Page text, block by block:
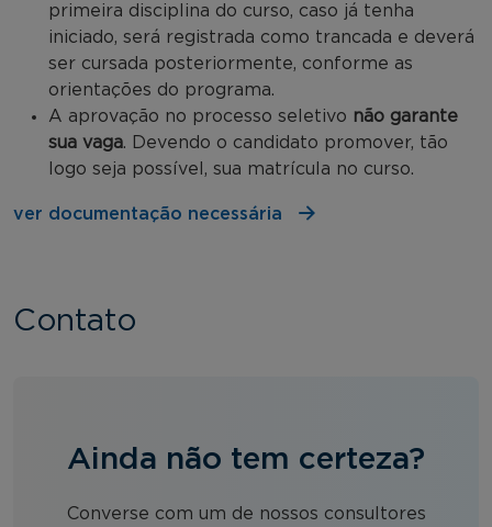
primeira disciplina do curso, caso já tenha
iniciado, será registrada como trancada e deverá
ser cursada posteriormente, conforme as
orientações do programa.
A aprovação no processo seletivo não garante
sua vaga. Devendo o candidato promover, tão
logo seja possível, sua matrícula no curso.
ver documentação necessária
Contato
Ainda não tem certeza?
Converse com um de nossos consultores